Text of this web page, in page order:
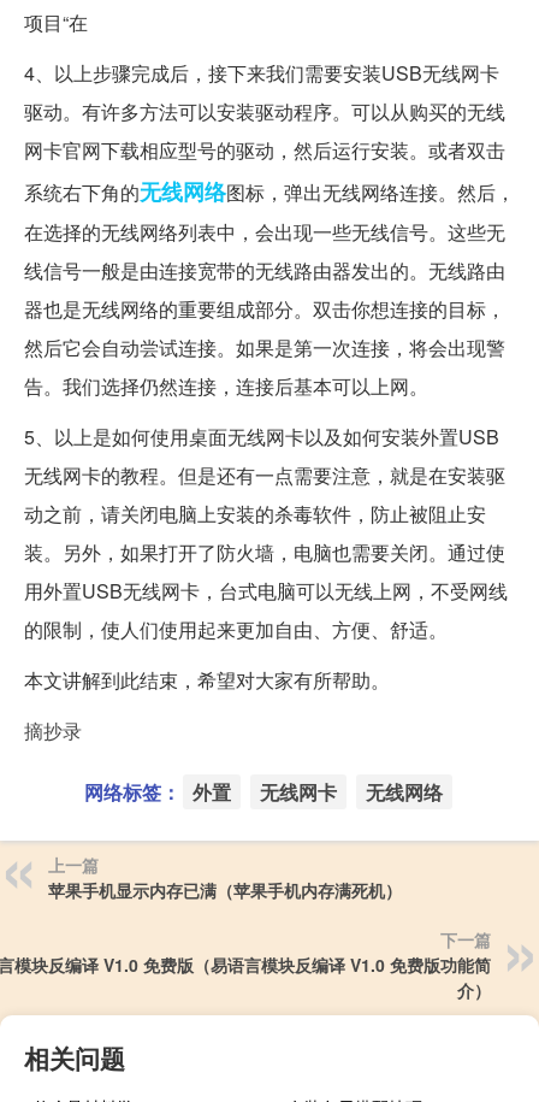
项目“在
4、以上步骤完成后，接下来我们需要安装USB无线网卡
驱动。有许多方法可以安装驱动程序。可以从购买的无线
网卡官网下载相应型号的驱动，然后运行安装。或者双击
系统右下角的无线网络图标，弹出无线网络连接。然后，
在选择的无线网络列表中，会出现一些无线信号。这些无
线信号一般是由连接宽带的无线路由器发出的。无线路由
器也是无线网络的重要组成部分。双击你想连接的目标，
然后它会自动尝试连接。如果是第一次连接，将会出现警
告。我们选择仍然连接，连接后基本可以上网。
5、以上是如何使用桌面无线网卡以及如何安装外置USB
无线网卡的教程。但是还有一点需要注意，就是在安装驱
动之前，请关闭电脑上安装的杀毒软件，防止被阻止安
装。另外，如果打开了防火墙，电脑也需要关闭。通过使
用外置USB无线网卡，台式电脑可以无线上网，不受网线
的限制，使人们使用起来更加自由、方便、舒适。
本文讲解到此结束，希望对大家有所帮助。
摘抄录
网络标签： 外置 无线网卡 无线网络
上一篇
苹果手机显示内存已满（苹果手机内存满死机）
下一篇
模块反编译 V1.0 免费版（易语言模块反编译 V1.0 免费版功能简
介）
相关问题